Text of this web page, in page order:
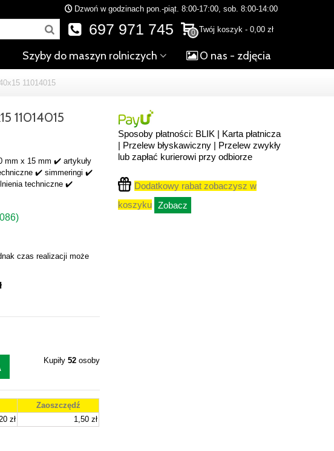
Dzwoń w godzinach pon.-piąt. 8:00-17:00, sob. 8:00-14:00
0 Twój koszyk - 0,00 zł
697 971 745
Szyby do maszyn rolniczych O nas - zdjęcia
11014015
11014015
mm x 15 mm ✔️ artykuły
✔️ simmeringi ✔️
techniczne ✔️
czas realizacji może
Kupiły 52osoby
Zaoszczędź
zł 1,50 zł
Sposoby płatności: BLIK | Karta płatnicza
| Przelew błyskawiczny | Przelew zwykły
lub zapłać kurierowi przy odbiorze
Dodatkowy rabat zobaczysz w
koszyku Zobacz